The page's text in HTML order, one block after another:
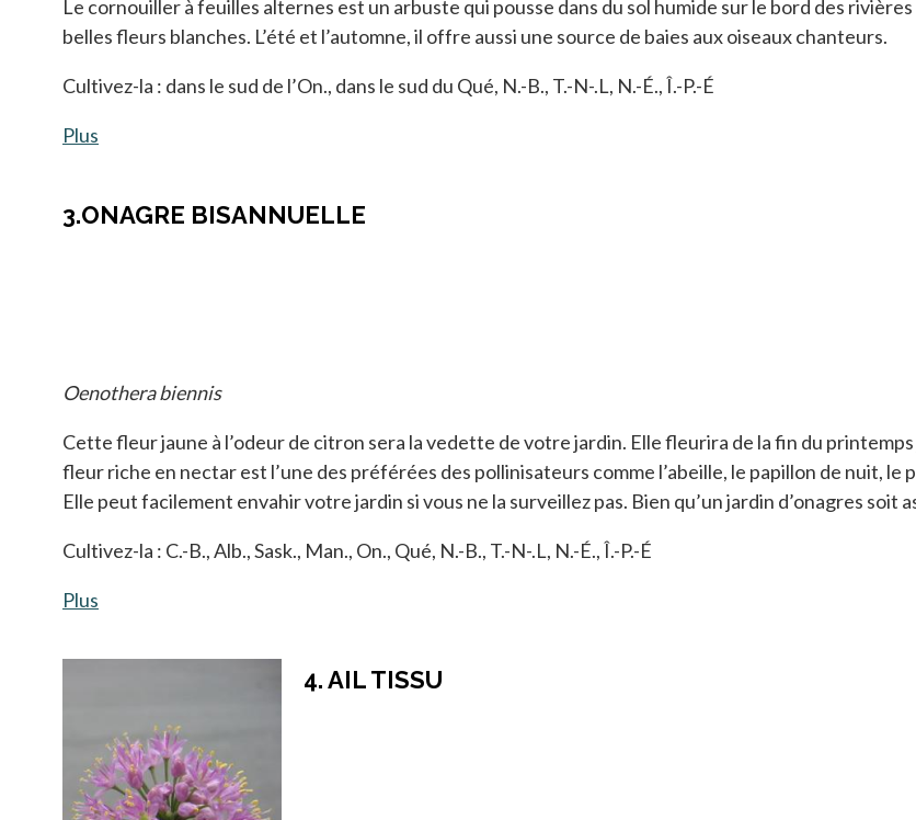
Le cornouiller à feuilles alternes est un arbuste qui pousse dans du sol humide sur le bord des
belles fleurs blanches. L’été et l’automne, il offre aussi une source de baies aux oiseaux chanteurs.
Cultivez-la : dans le sud de l’On., dans le sud du Qué, N.-B., T.-N-.L, N.-É., Î.-P.-É
Plus
3.ONAGRE BISANNUELLE
Oenothera biennis
Cette fleur jaune à l’odeur de citron sera la vedette de votre jardin. Elle fleurira de la fin du printemps
fleur riche en nectar est l’une des préférées des pollinisateurs comme l’abeille, le papillon de nuit,
Elle peut facilement envahir votre jardin si vous ne la surveillez pas. Bien qu’un jardin d’onagres soit
Cultivez-la : C.-B., Alb., Sask., Man., On., Qué, N.-B., T.-N-.L, N.-É., Î.-P.-É
Plus
4. AIL TISSU